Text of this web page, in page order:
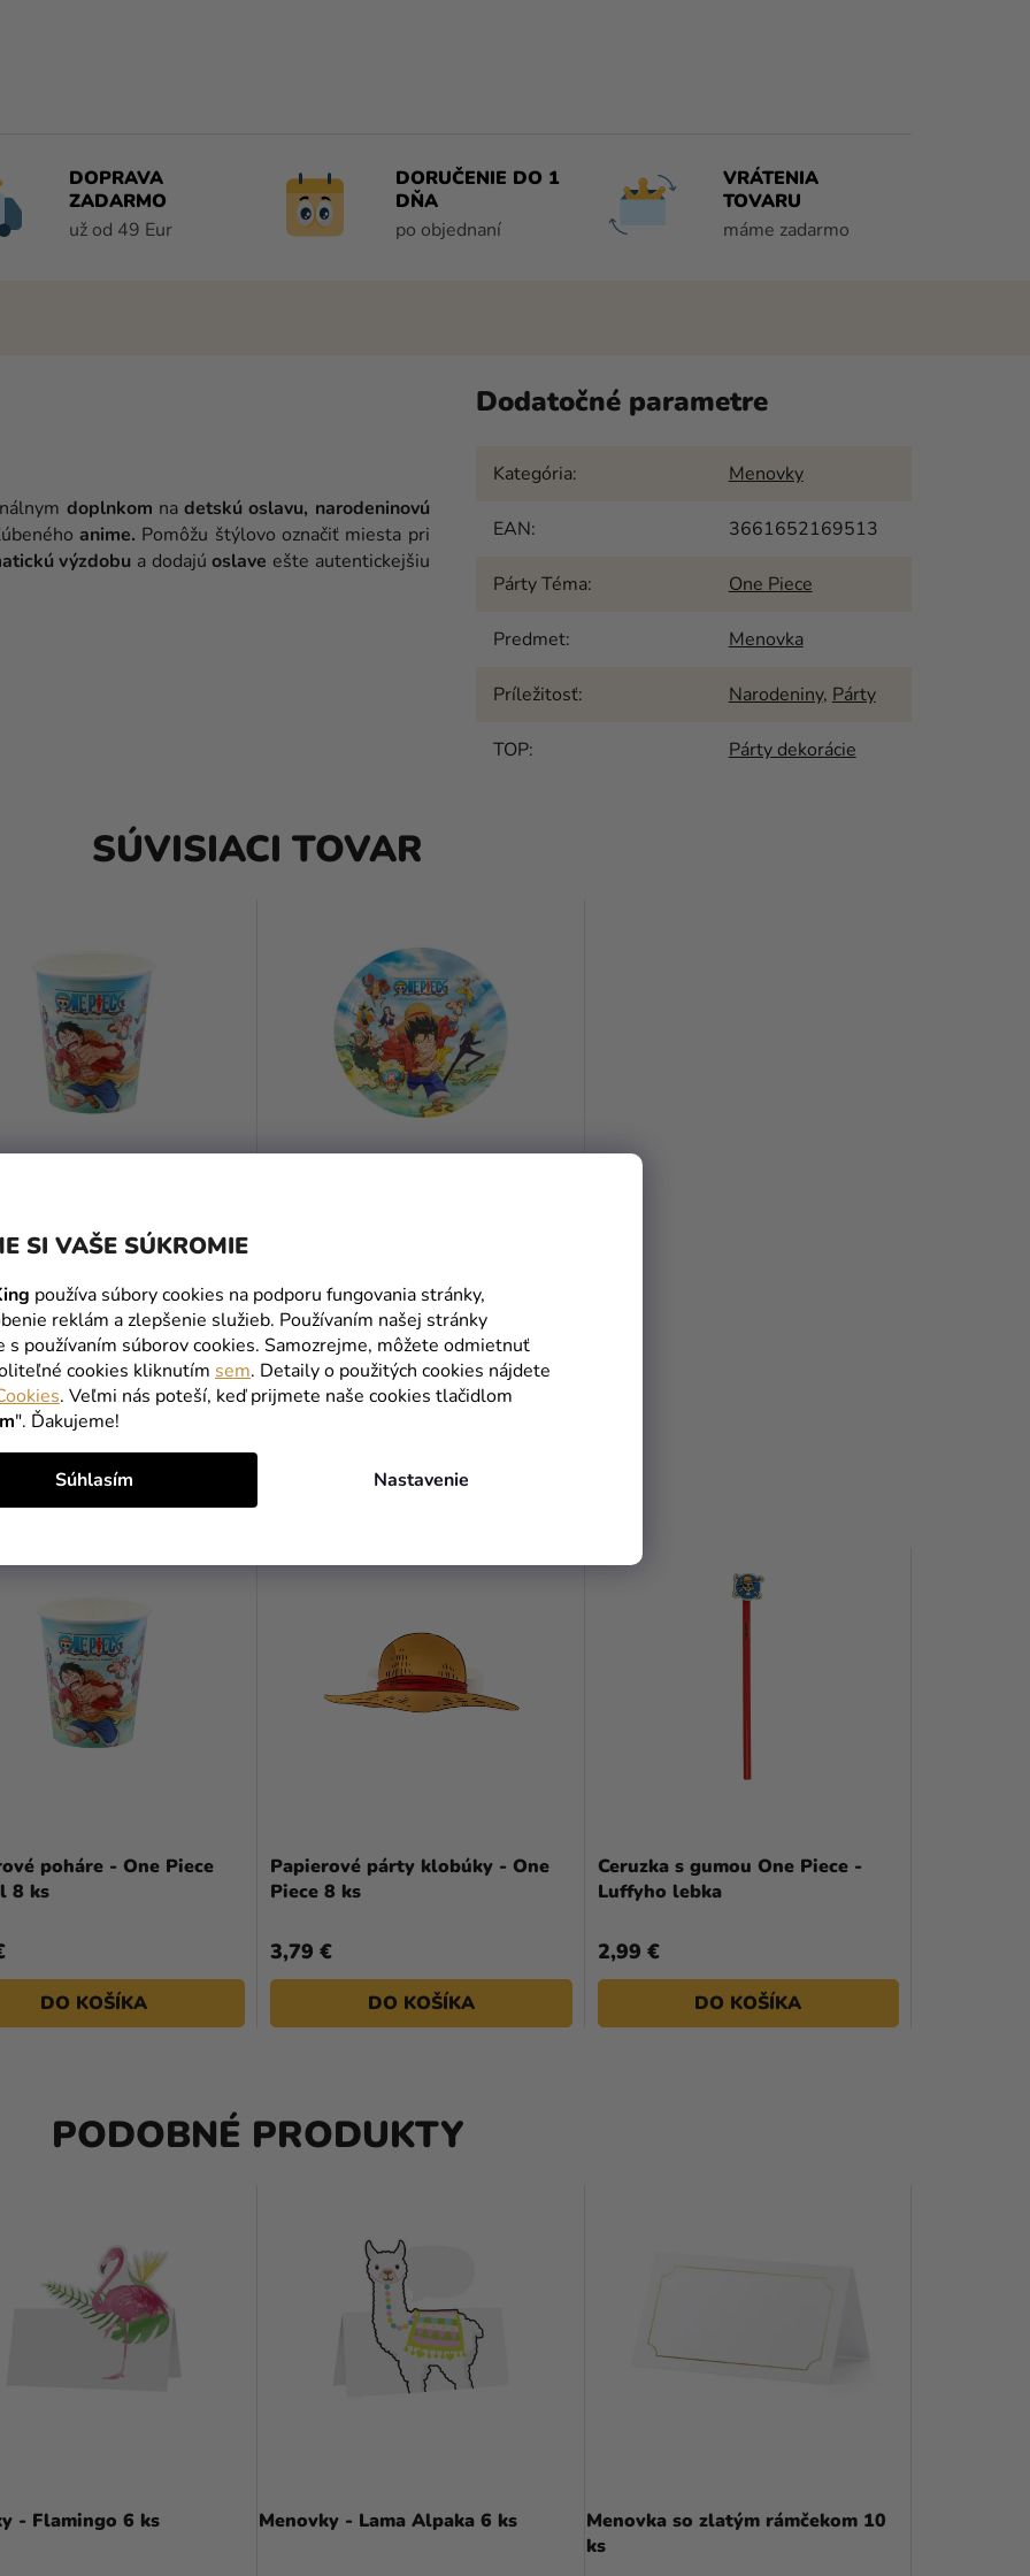
SI VAŠE SÚKROMIE
používa súbory cookies na podporu fungovania stránky,
reklám a zlepšenie služieb. Používaním našej stránky
s používaním súborov cookies. Samozrejme, môžete odmietnuť
cookies kliknutím sem. Detaily o použitých cookies nájdete
. Veľmi nás poteší, keď prijmete naše cookies tlačidlom
". Ďakujeme!
Nastavenie
Súhlasím
DOPRAVA
ZADARMO
už od 49 Eur
DORUČENIE DO 1
DŇA
po objednaní
VRÁTENIA
TOVARU
máme zadarmo
doplnkom nadetskú oslavu, narodeninovú
anime. Pomôžu štýlovo označiť miesta pri
výzdobu a dodajúoslave ešte autentickejšiu
Dodatočné parametre
Kategória: Menovky
EAN: 3661652169513
Párty Téma: One Piece
Predmet: Menovka
Príležitosť: Narodeniny, Párty
TOP: Párty dekorácie
SÚVISIACI TOVAR
poháre - One Piece 250
DO KOŠÍKA
2,95 €
DO KOŠÍKA
MOHLO BY VÁS ZAUJÍMAŤ
poháre - One Piece
8 ks
DO KOŠÍKA
Papierové párty klobúky - One
Piece 8 ks
3,79 €
DO KOŠÍKA
Ceruzka s gumou One Piece -
Luffyho lebka
2,99 €
DO KOŠÍKA
PODOBNÉ PRODUKTY
- Flamingo 6 ks Menovky - Lama Alpaka 6 ks
Menovka so zlatým rámčekom 10
ks
hodnotenie